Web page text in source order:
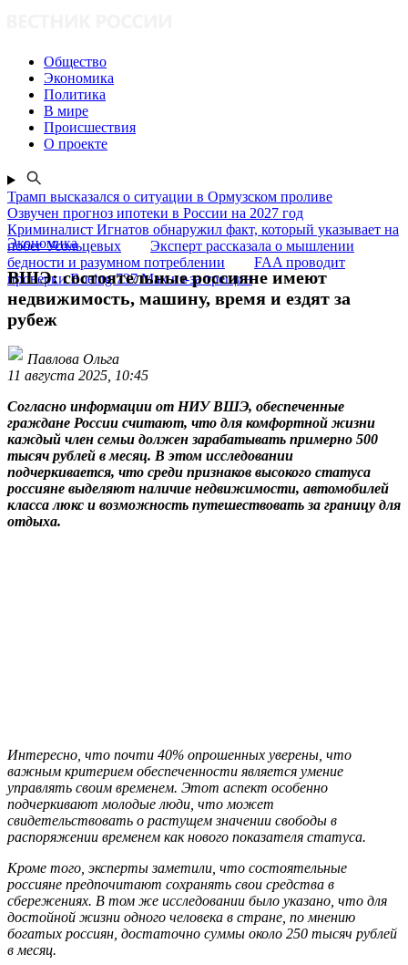
Общество
Экономика
Политика
В мире
Происшествия
О проекте
Трамп высказался о ситуации в Ормузском проливе
Озвучен прогноз ипотеки в России на 2027 год
Криминалист Игнатов обнаружил факт, который указывает на
побег Усольцевых
Эксперт рассказала о мышлении
бедности и разумном потреблении
FAA проводит
проверки Boeing 737 Max из-за трещин
Экономика
ВШЭ: состоятельные россияне имеют
недвижимость, машину, время и ездят за
рубеж
Павлова Ольга
11 августа 2025, 10:45
Согласно информации от НИУ ВШЭ, обеспеченные
граждане России считают, что для комфортной жизни
каждый член семьи должен зарабатывать примерно 500
тысяч рублей в месяц. В этом исследовании
подчеркивается, что среди признаков высокого статуса
россияне выделяют наличие недвижимости, автомобилей
класса люкс и возможность путешествовать за границу для
отдыха.
Интересно, что почти 40% опрошенных уверены, что
важным критерием обеспеченности является умение
управлять своим временем. Этот аспект особенно
подчеркивают молодые люди, что может
свидетельствовать о растущем значении свободы в
распоряжении временем как нового показателя статуса.
Кроме того, эксперты заметили, что состоятельные
россияне предпочитают сохранять свои средства в
сбережениях. В том же исследовании было указано, что для
достойной жизни одного человека в стране, по мнению
богатых россиян, достаточно суммы около 250 тысяч рублей
в месяц.